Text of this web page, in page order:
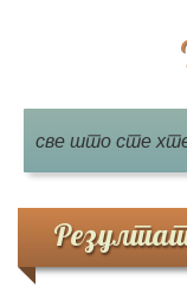
све што сте